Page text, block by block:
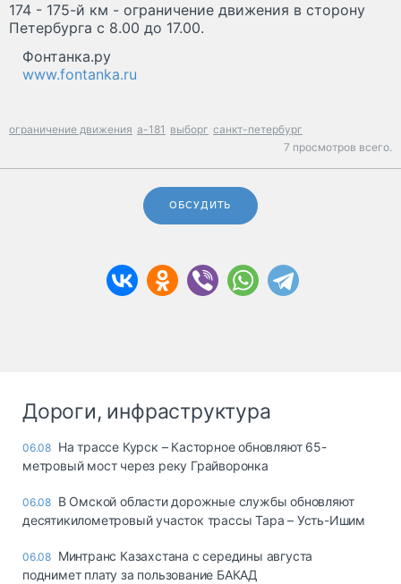
174 - 175-й км - ограничение движения в сторону
Петербурга с 8.00 до 17.00.
Фонтанка.ру
www.fontanka.ru
ограничение движения а-181 выборг санкт-петербург
7 просмотров всего.
ОБСУДИТЬ
Дороги, инфраструктура
06.08 На трассе Курск – Касторное обновляют 65-
метровый мост через реку Грайворонка
06.08 В Омской области дорожные службы обновляют
десятикилометровый участок трассы Тара – Усть-Ишим
06.08 Минтранс Казахстана с середины августа
поднимет плату за пользование БАКАД